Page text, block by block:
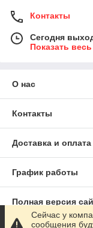
Контакты
Сегодня
Показать
О нас
Контакты
Доставка и оплата
График работы
Полная версия
Сейчас у
сообщения